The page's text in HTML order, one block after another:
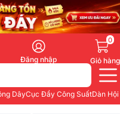
Đăng nhập
0
Giỏ hàng
DâyCục Đẩy Công SuấtDàn